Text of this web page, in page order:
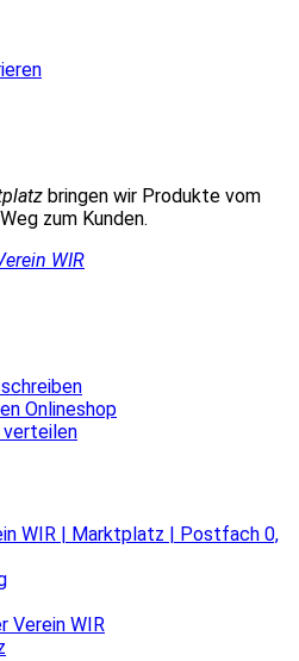
bringen wir Produkte vom
zum Kunden.
WIR
Onlineshop
verteilen
WIR | Marktplatz | Postfach 0,
Verein WIR